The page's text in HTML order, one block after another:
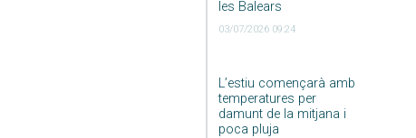
les Balears
03/07/2026 09:24
L’estiu començarà amb
temperatures per
damunt de la mitjana i
poca pluja